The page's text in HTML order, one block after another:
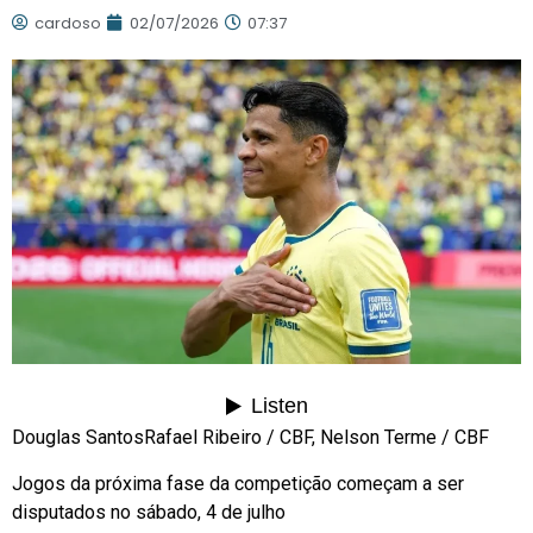
cardoso 02/07/2026 07:37
Douglas Santos Rafael Ribeiro / CBF, Nelson Terme / CBF
Jogos da próxima fase da competição começam a ser
disputados no sábado, 4 de julho